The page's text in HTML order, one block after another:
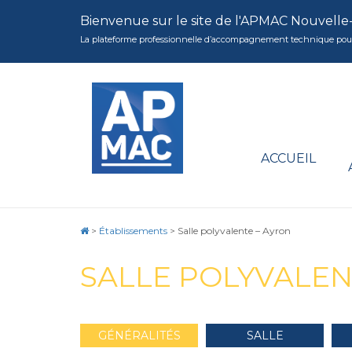
Bienvenue sur le site de l'APMAC
La plateforme professionnelle d’accompagnement technique
ACCUEIL
> Établissements > Salle polyvalente – Ayron
SALLE
GÉNÉRALITÉS SALLE